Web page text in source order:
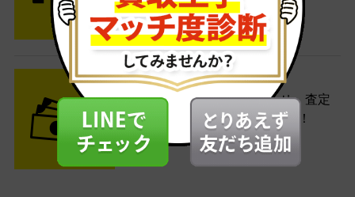
す。
STEP3 ご入金
査定結果はメールでお知らせ。査定
結果がOKなら金額をお支払い！